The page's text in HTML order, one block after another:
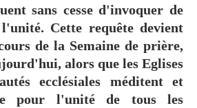
sans cesse d'invoquer de
Cette requête devient
de la Semaine de prière,
alors que les Eglises
ecclésiales méditent et
pour l'unité de tous les